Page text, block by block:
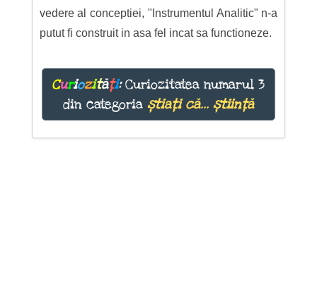
vedere al conceptiei, "Instrumentul Analitic" n-a
putut fi construit in asa fel incat sa functioneze.
Curiozități:Curiozitatea numarul 3
din categoria știați că... știință